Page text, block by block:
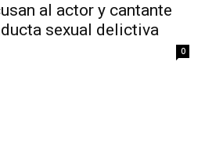
al actor y cantante
sexual delictiva
0